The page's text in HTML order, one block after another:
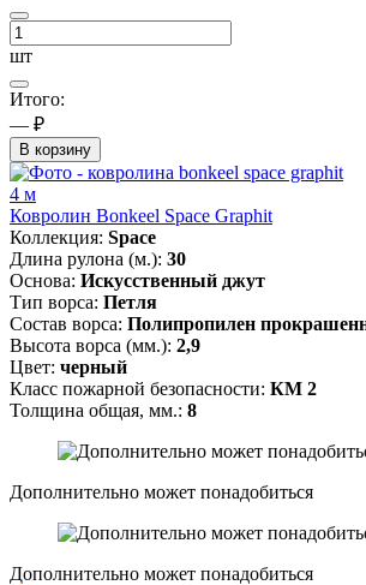
шт
Итого:
— ₽
В корзину
4 м
Ковролин Bonkeel Space Graphit
Коллекция: Space
Длина рулона (м.): 30
Основа: Искусственный джут
Тип ворса: Петля
Состав ворса: Полипропилен
Высота ворса (мм.): 2,9
Цвет: черный
Класс пожарной безопасности: КМ 2
Толщина общая, мм.: 8
Дополнительно может понадобиться
Дополнительно может понадобиться